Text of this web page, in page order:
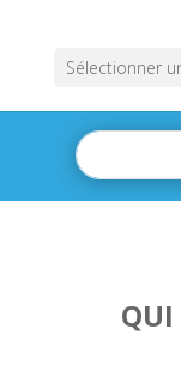
Sélectionner
QUI